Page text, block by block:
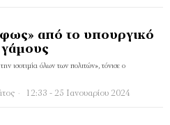
από το υπουργικό
ισοτιμία όλων των πολιτών», τόνισε ο
12:33 - 25 Ιανουαρίου 2024